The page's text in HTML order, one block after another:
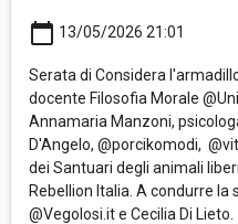
calendar_today 13/05/2026 21:01
Serata di Considera
docente Filosofia Morale
Annamaria Manzoni,
D'Angelo, @porcikomodi,
dei Santuari degli animali
Rebellion Italia. A condurre la
@Vegolosi.it e Cecilia Di Lieto.